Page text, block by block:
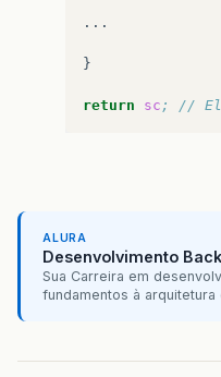
...
}
return sc ; //
ALURA
Desenvolvimento
Sua Carreira em
fundamentos à arquitetura